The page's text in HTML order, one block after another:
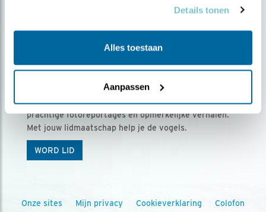
Details tonen
Alles toestaan
Aanpassen
Ontvang 5 x Vogels voor € 36,00 per jaar
Vogels is het tijdschrift voor onze leden, met
prachtige fotoreportages en opmerkelijke verhalen.
Met jouw lidmaatschap help je de vogels.
WORD LID
Onze sites Mijn privacy Cookieverklaring Colofon